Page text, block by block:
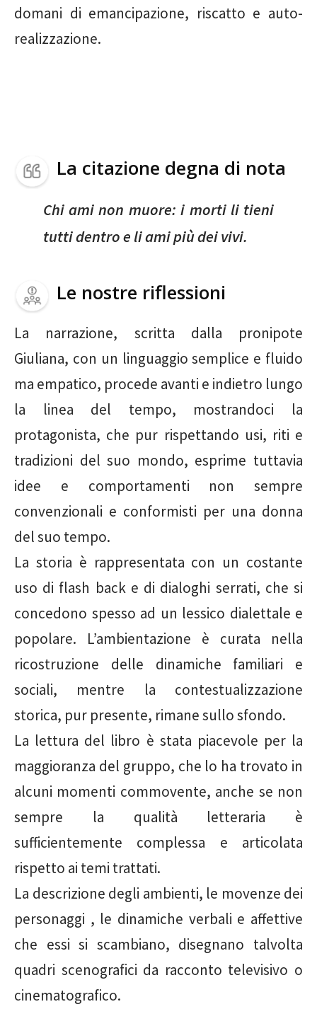
domani di emancipazione, riscatto e auto-
realizzazione.
La citazione degna di nota
Chi ami non muore: i morti li tieni
tutti dentro e li ami più dei vivi.
Le nostre riflessioni
La narrazione, scritta dalla pronipote
Giuliana, con un linguaggio semplice e fluido
ma empatico, procede avanti e indietro lungo
la linea del tempo, mostrandoci la
protagonista, che pur rispettando usi, riti e
tradizioni del suo mondo, esprime tuttavia
idee e comportamenti non sempre
convenzionali e conformisti per una donna
del suo tempo.
La storia è rappresentata con un costante
uso di flash back e di dialoghi serrati, che si
concedono spesso ad un lessico dialettale e
popolare. L’ambientazione è curata nella
ricostruzione delle dinamiche familiari e
sociali, mentre la contestualizzazione
storica, pur presente, rimane sullo sfondo.
La lettura del libro è stata piacevole per la
maggioranza del gruppo, che lo ha trovato in
alcuni momenti commovente, anche se non
sempre la qualità letteraria è
sufficientemente complessa e articolata
rispetto ai temi trattati.
La descrizione degli ambienti, le movenze dei
personaggi , le dinamiche verbali e affettive
che essi si scambiano, disegnano talvolta
quadri scenografici da racconto televisivo o
cinematografico.